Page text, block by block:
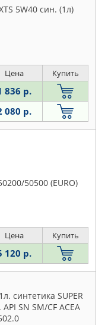
5W40 син. (1л)
Цена Купить
836 р.
080 р.
50500 (EURO)
Цена Купить
120 р.
синтетика SUPER
API SN SM/CF ACEA